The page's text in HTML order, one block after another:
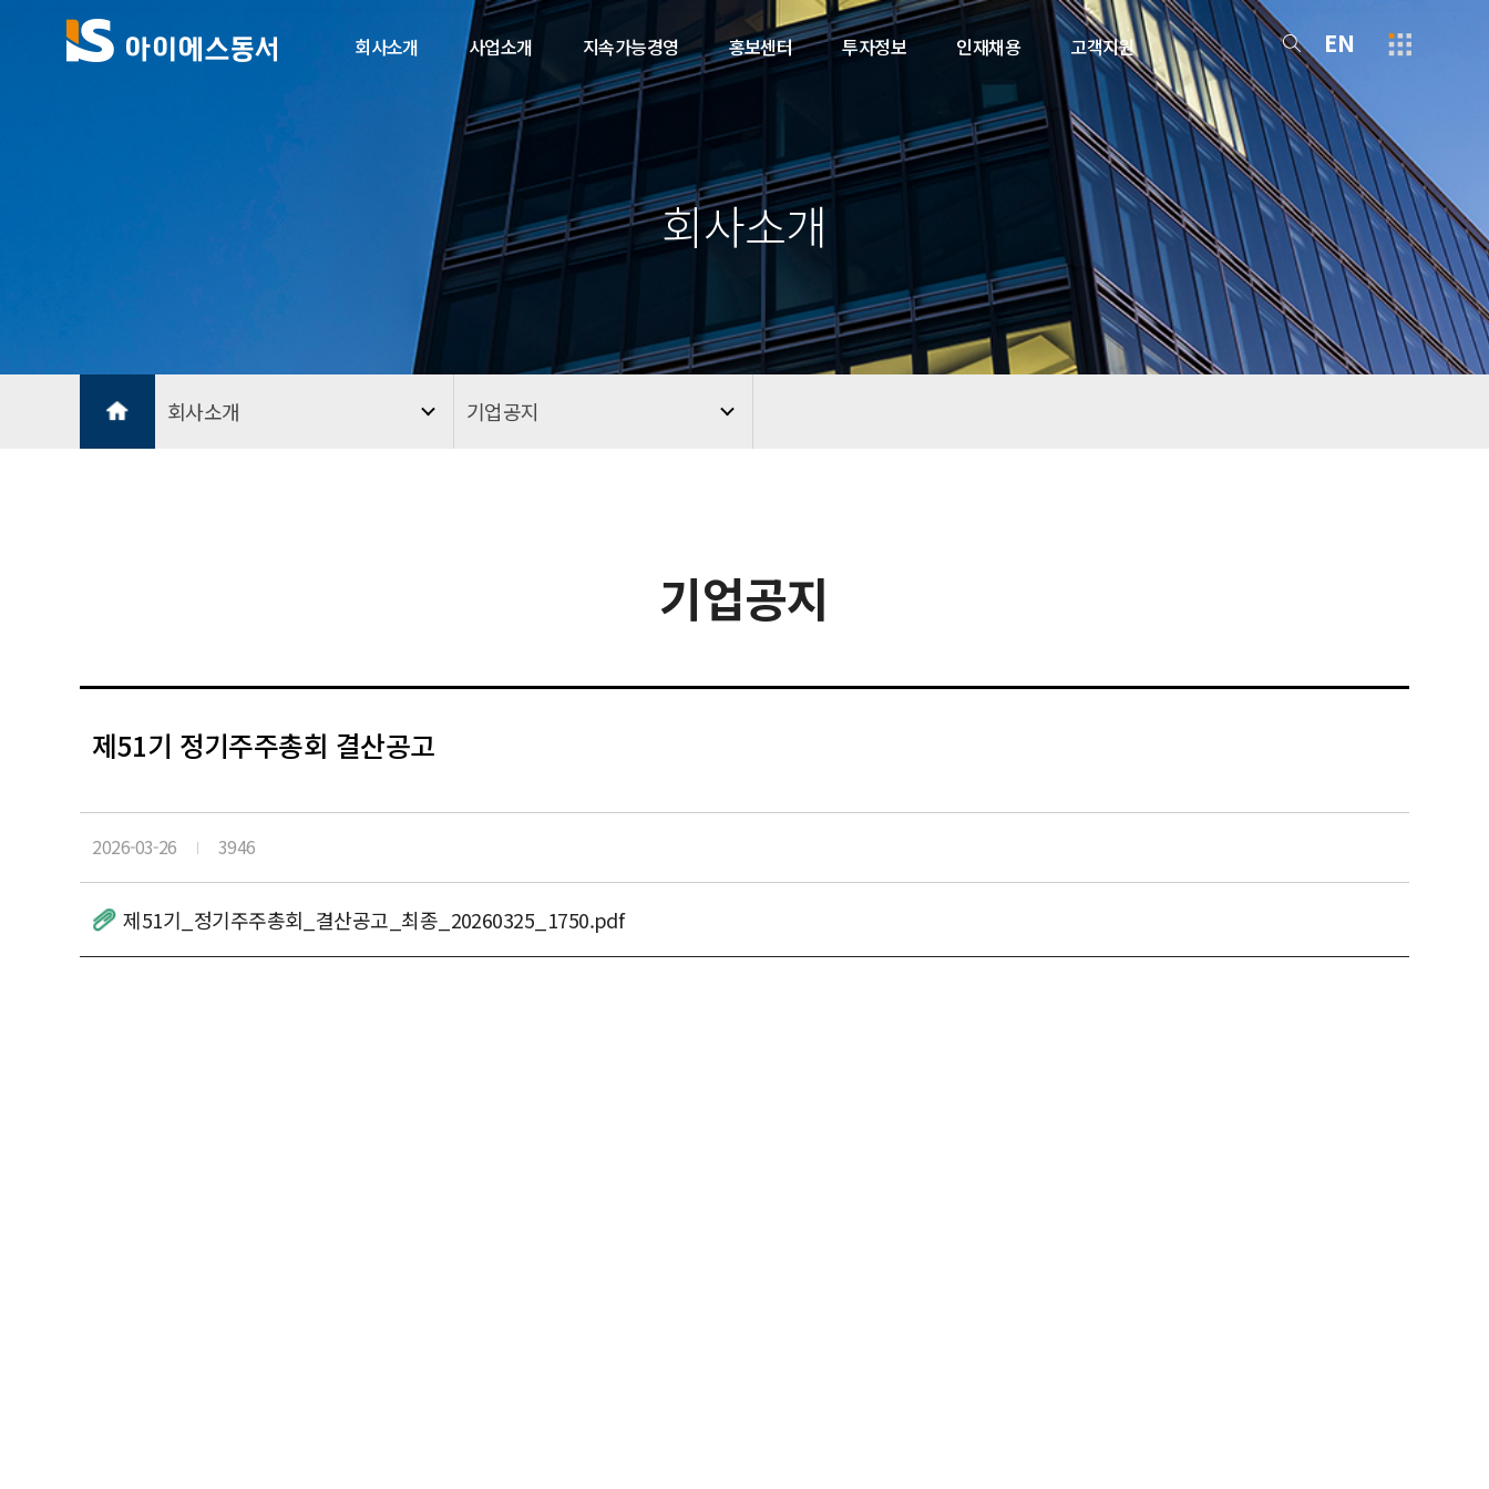
회사소개 사업소개 지속가능경영 홍보센터 투자정보 인재채용 고객지원 EN
회사소개
회사소개 기업공지
기업공지
제51기 정기주주총회 결산공고
2026-03-26 3946
제51기_정기주주총회_결산공고_최종_20260325_1750.pdf